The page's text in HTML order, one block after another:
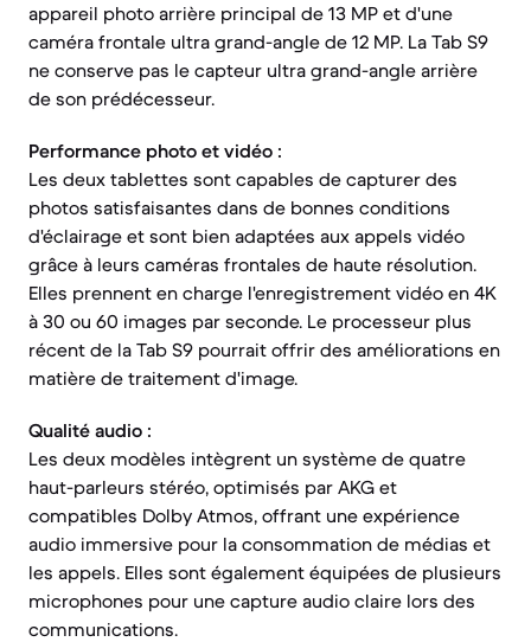
appareil photo arrière principal de 13 MP et d'une
caméra frontale ultra grand-angle de 12 MP. La Tab S9
ne conserve pas le capteur ultra grand-angle arrière
de son prédécesseur.
Performance photo et vidéo :
Les deux tablettes sont capables de capturer des
photos satisfaisantes dans de bonnes conditions
d'éclairage et sont bien adaptées aux appels vidéo
grâce à leurs caméras frontales de haute résolution.
Elles prennent en charge l'enregistrement vidéo en 4K
à 30 ou 60 images par seconde. Le processeur plus
récent de la Tab S9 pourrait offrir des améliorations en
matière de traitement d'image.
Qualité audio :
Les deux modèles intègrent un système de quatre
haut-parleurs stéréo, optimisés par AKG et
compatibles Dolby Atmos, offrant une expérience
audio immersive pour la consommation de médias et
les appels. Elles sont également équipées de plusieurs
microphones pour une capture audio claire lors des
communications.